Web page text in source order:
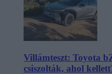
Villámteszt: Toyota
csiszolták, ahol